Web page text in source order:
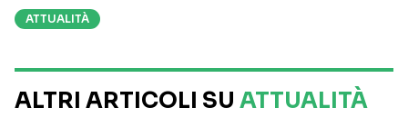
ATTUALITÀ
ALTRI ARTICOLI SU ATTUALITÀ